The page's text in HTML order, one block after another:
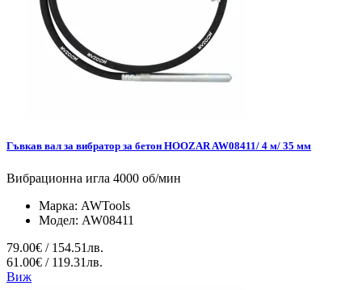
Гъвкав вал за вибратор за бетон HOOZAR AW08411/ 4 м/ 35 мм
Вибрационна игла 4000 об/мин
Марка: AWTools
Модел: AW08411
79.00€ / 154.51лв.
61.00€ / 119.31лв.
Виж